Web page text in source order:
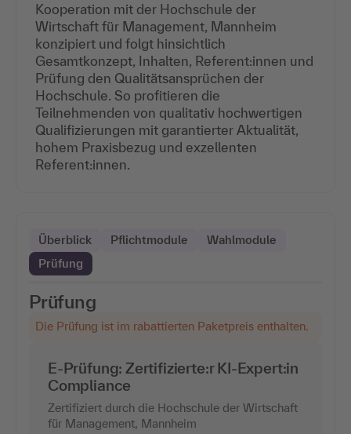
Kooperation mit der Hochschule der
Wirtschaft für Management, Mannheim
konzipiert und folgt hinsichtlich
Gesamtkonzept, Inhalten, Referent:innen und
Prüfung den Qualitätsansprüchen der
Hochschule. So profitieren die
Teilnehmenden von qualitativ hochwertigen
Qualifizierungen mit garantierter Aktualität,
hohem Praxisbezug und exzellenten
Referent:innen.
Überblick Pflichtmodule
Wahlmodule
Prüfung
Prüfung
Die Prüfung ist im rabattierten Paketpreis enthalten.
E-Prüfung: Zertifizierte:r KI-Expert:in
Compliance
Zertifiziert durch die Hochschule der Wirtschaft
für Management, Mannheim